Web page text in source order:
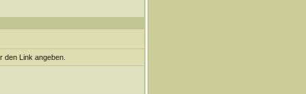
den Link angeben.